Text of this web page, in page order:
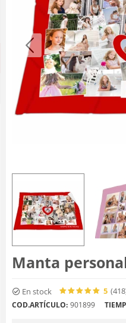
Manta
En stock 5 (418
COD.ARTÍCULO: 901899